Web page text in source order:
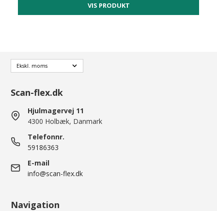
VIS PRODUKT
Scan-flex.dk
Hjulmagervej 11
4300 Holbæk, Danmark
Telefonnr.
59186363
E-mail
info@scan-flex.dk
Navigation